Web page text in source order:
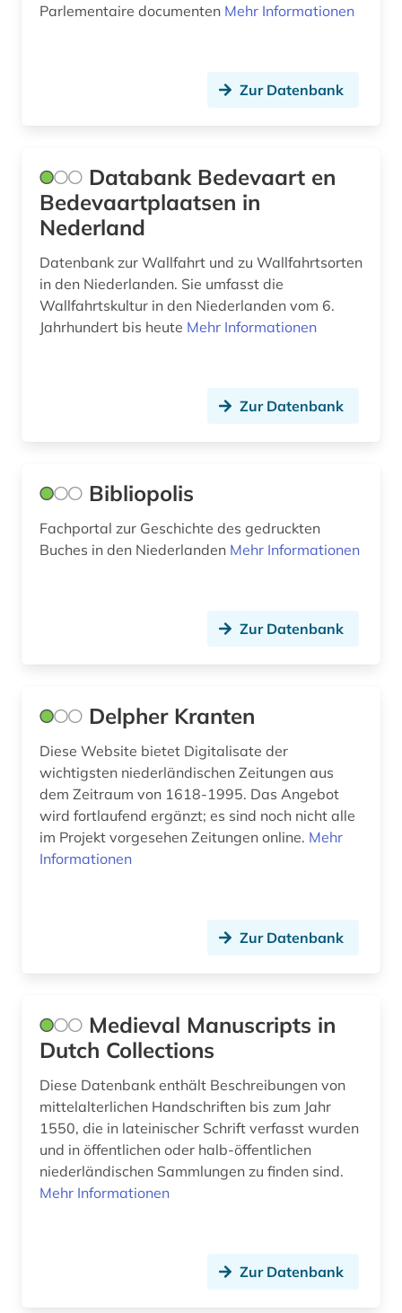
Parlementaire documenten Mehr Informationen
Zur Datenbank
Databank Bedevaart en
Bedevaartplaatsen in
Nederland
Datenbank zur Wallfahrt und zu Wallfahrtsorten
in den Niederlanden. Sie umfasst die
Wallfahrtskultur in den Niederlanden vom 6.
Jahrhundert bis heute Mehr Informationen
Zur Datenbank
Bibliopolis
Fachportal zur Geschichte des gedruckten
Buches in den Niederlanden Mehr Informationen
Zur Datenbank
Delpher Kranten
Diese Website bietet Digitalisate der
wichtigsten niederländischen Zeitungen aus
dem Zeitraum von 1618-1995. Das Angebot
wird fortlaufend ergänzt; es sind noch nicht alle
im Projekt vorgesehen Zeitungen online. Mehr
Informationen
Zur Datenbank
Medieval Manuscripts in
Dutch Collections
Diese Datenbank enthält Beschreibungen von
mittelalterlichen Handschriften bis zum Jahr
1550, die in lateinischer Schrift verfasst wurden
und in öffentlichen oder halb-öffentlichen
niederländischen Sammlungen zu finden sind.
Mehr Informationen
Zur Datenbank